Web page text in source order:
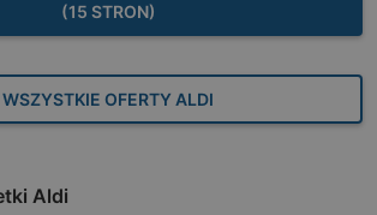
(15 STRON)
WSZYSTKIE OFERTY ALDI
Aldi